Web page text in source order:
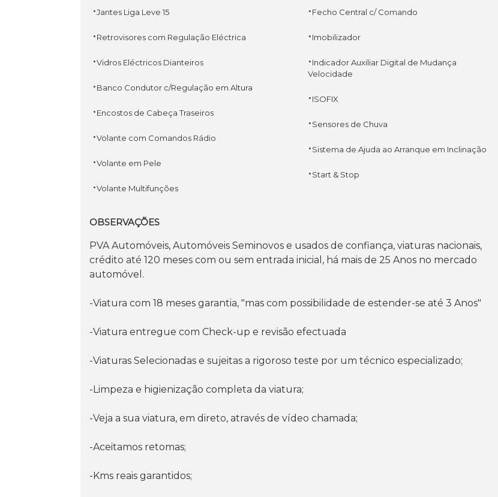
·Jantes Liga Leve 15
·Retrovisores com Regulação Eléctrica
·Vidros Eléctricos Dianteiros
·Banco Condutor c/Regulação em Altura
·Encostos de Cabeça Traseiros
·Volante com Comandos Rádio
·Volante em Pele
·Volante Multifunções
·Fecho Central c/ Comando
·Imobilizador
·Indicador Auxiliar Digital de Mudança
Velocidade
·ISOFIX
·Sensores de Chuva
·Sistema de Ajuda ao Arranque em Inclinação
·Start & Stop
OBSERVAÇÕES
PVA Automóveis, Automóveis Seminovos e usados de confiança, viaturas nacionais,
crédito até 120 meses com ou sem entrada inicial, há mais de 25 Anos no mercado
automóvel.
-Viatura com 18 meses garantia, "mas com possibilidade de estender-se até 3 Anos"
-Viatura entregue com Check-up e revisão efectuada
-Viaturas Selecionadas e sujeitas a rigoroso teste por um técnico especializado;
-Limpeza e higienização completa da viatura;
-Veja a sua viatura, em direto, através de vídeo chamada;
-Aceitamos retomas;
-Kms reais garantidos;